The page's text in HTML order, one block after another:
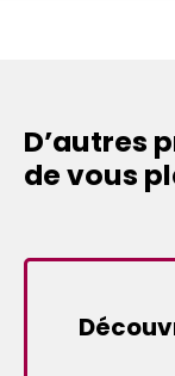
D’autres
de vous